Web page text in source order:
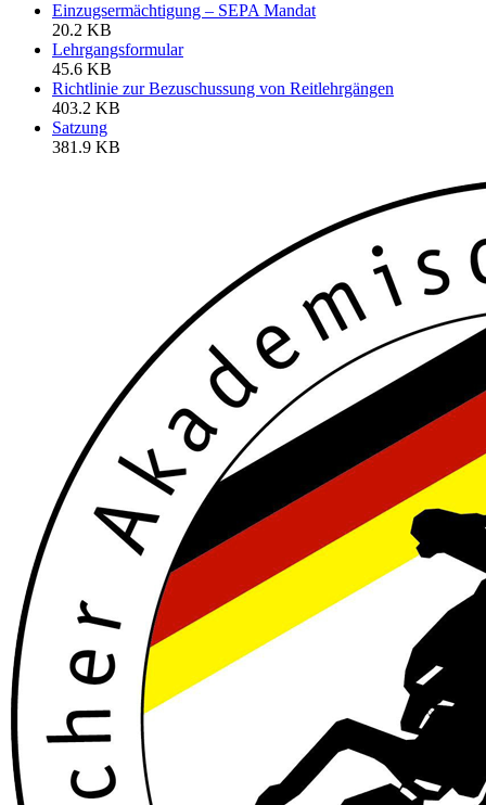
Einzugsermächtigung – SEPA Mandat
20.2 KB
Lehrgangsformular
45.6 KB
Richtlinie zur Bezuschussung von Reitlehrgängen
403.2 KB
Satzung
381.9 KB